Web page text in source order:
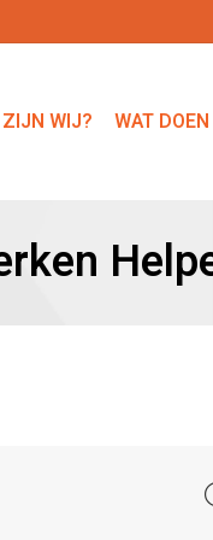
WIJ? WAT